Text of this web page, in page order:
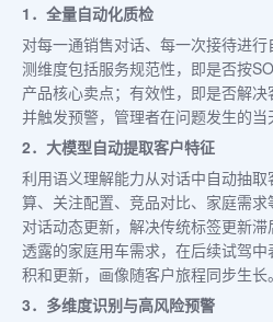
1．全量自动化质检
对每一通销售对话、每一次接待进
测维度包括服务规范性，即是否按
产品核心卖点；有效性，即是否解
并触发预警，管理者在问题发生的当
2．大模型自动提取客户特征
利用语义理解能力从对话中自动抽
算、关注配置、竞品对比、家庭需
对话动态更新，解决传统标签更新
透露的家庭用车需求，在后续试驾
积和更新，画像随客户旅程同步生长。
3．多维度识别与高风险预警